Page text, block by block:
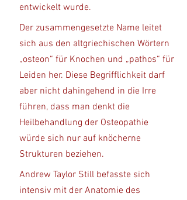
entwickelt wurde.
Der zusammengesetzte Name leitet
sich aus den altgriechischen Wörtern
„osteon“ für Knochen und „pathos“ für
Leiden her. Diese Begrifflichkeit darf
aber nicht dahingehend in die Irre
führen, dass man denkt die
Heilbehandlung der Osteopathie
würde sich nur auf knöcherne
Strukturen beziehen.
Andrew Taylor Still befasste sich
intensiv mit der Anatomie des